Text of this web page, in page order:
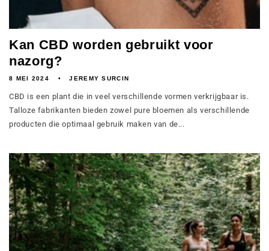
Kan CBD worden gebruikt voor
nazorg?
8 MEI 2024 JEREMY SURCIN
CBD is een plant die in veel verschillende vormen verkrijgbaar is.
Talloze fabrikanten bieden zowel pure bloemen als verschillende
producten die optimaal gebruik maken van de...